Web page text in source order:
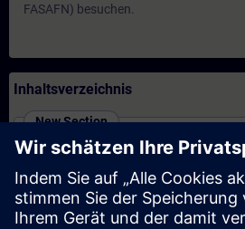
FASAFN) besuchen.
Inhaltsverzeichnis
New Section
(Präsenz-Training)